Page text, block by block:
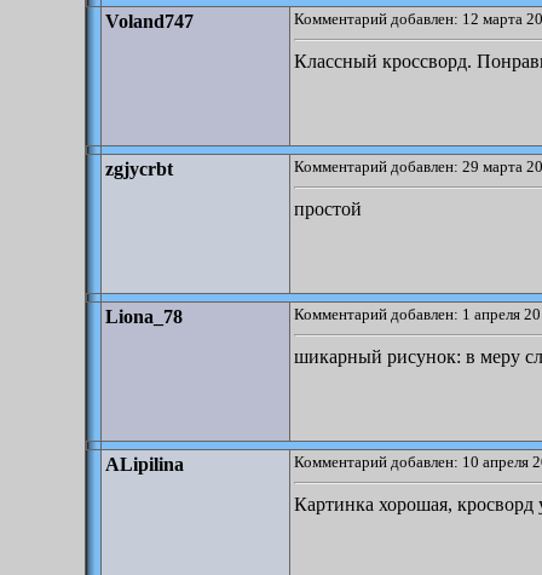
Voland747 Комментарий добавлен: 12 марта
Классный кроссворд.
zgjycrbt Комментарий добавлен: 29 марта
простой
Liona_78 Комментарий добавлен: 1 апреля
шикарный рисунок: в меру
ALipilina Комментарий добавлен: 10 апреля
Картинка хорошая, кросворд